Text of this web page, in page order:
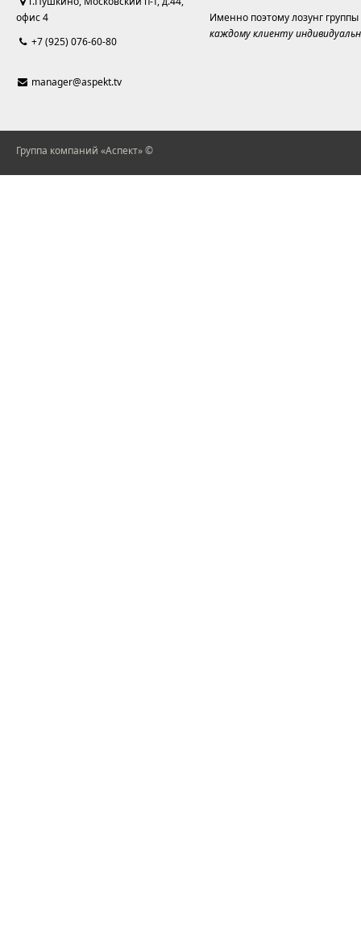
офис 4
+7 (925) 076-60-80
manager@aspekt.tv
Именно поэтому лозунг
каждому клиенту
Группа компаний «Аспект» ©